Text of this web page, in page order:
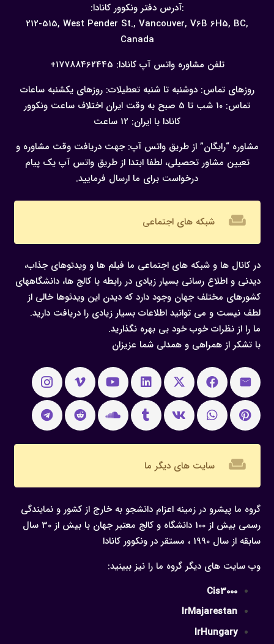
:آدرس دفتر ونکوور کانادا:
212-515, West Pender St., Vancouver, V6B 6H5, BC,
Canada
تلفن مشاوره واتس آپ کانادا: 17788462445+
روزهای تماس: دوشنبه تا شنبه تعطیلات: روزهای یکشنبه ساعات
تماس: 10 شب تا 5 صبح به وقت ایران
اختلاف ساعت ونکوور
کانادا با ایران: 12 ساعت
مشاوره “رایگان” از طریق واتس آپ: جهت دریافت وقت مشاوره و
تعیین مشاور تحصیلی، لطفا ابتدا از طریق واتس آپ یک پیام
درخواست برای ما ارسال فرمایید.
weekend شبکه های اجتماعی
در کانال ها و شبکه های اجتماعی ما فیلم ها و ویدئوهای جذاب،
دیدنی و اطلاع رسانی بسیار زیادی در رابطه با کالج ها، دانشگاههای
کشورهای مختلف جهان وجود دارد که دیدن این ویدئوها خالی از
لطف نیست و می توانید اطلاعات بسیار زیادی را دریافت دارید.
ما را از نظرات خوب خود بی بهره نگذارید.
با تشکر از همراهی و همدلی شما عزیزان
weekend سایت های دیگر ما
گروه ما پیشرو در زمینه اعزام دانشجو به خارج از کشور و نمایندگی
رسمی بیش از 100 دانشگاه و کالج معتبر جهان با بیش از 30 سال
سابقه از سال 1990 ، مستقر در ونکوور کانادا
وب سایت های دیگر گروه ما را نیز ببینید:
Cis3000
IrMajarestan
IrHungary